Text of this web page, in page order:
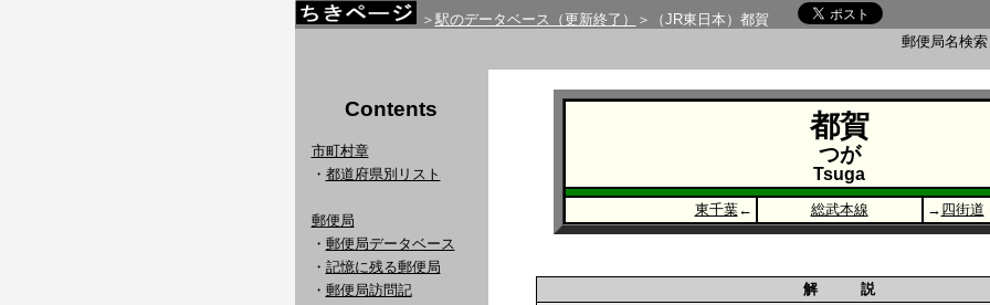
＞ 駅のデータベース（更新終了）
＞（JR東日本）都賀
郵便局名検
Contents
市町村章
・ 都道府県別リスト
郵便局
・ 郵便局データベース
・ 記憶に残る郵便局
・ 郵便局訪問記
都賀
つが
Tsuga
東千葉← 総武本線 → 四街道
解 説